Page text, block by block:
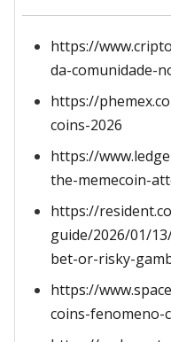
https://
da-comunidade-
https://
coins-2026
https://
the-memecoin-
https://
guide/2026/01/
bet-or-risky-
https://
coins-